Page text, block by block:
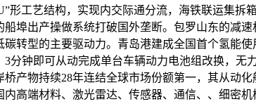
形工艺结构，实现内交际通分流，海铁联运集
埠出产操做系统打破国外垄断。包罗山东的减
转型的主要驱动力。青岛港建成全国首个氢能
分钟即可从动完成单台车辆动力电池组改换，
产物持续28年连结全球市场份额第一，其从动
高端材料、激光雷达、传感器、通信、、细密